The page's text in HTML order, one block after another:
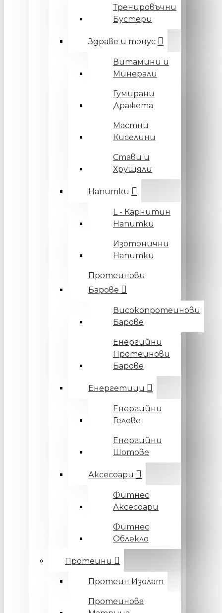
Тренировъчни
Бустери
Здраве и тонус
Витамини и
Минерали
Гумирани
Дражета
Мастни
Киселини
Стави и
Хрущяли
Напитки
L - Карнитин
Напитки
Изотонични
Напитки
Протеинови
Барове
Високопротеинови
Барове
Енергийни
Протеинови
Барове
Енергетици
Енергийни
Гелове
Енергийни
Шотове
Аксесоари
Фитнес
Аксесоари
Фитнес
Облекло
Протеини
Протеин Изолат
Протеинова